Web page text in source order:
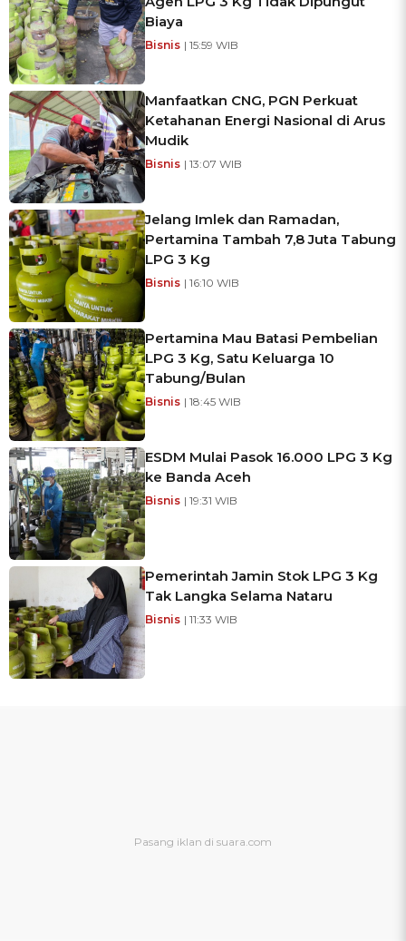
Biaya
Bisnis | 15:59 WIB
Manfaatkan CNG, PGN Perkuat
Ketahanan Energi Nasional di Arus
Mudik
Bisnis | 13:07 WIB
Jelang Imlek dan Ramadan,
Pertamina Tambah 7,8 Juta Tabung
LPG 3 Kg
Bisnis | 16:10 WIB
Pertamina Mau Batasi Pembelian
LPG 3 Kg, Satu Keluarga 10
Tabung/Bulan
Bisnis | 18:45 WIB
ESDM Mulai Pasok 16.000 LPG 3 Kg
ke Banda Aceh
Bisnis | 19:31 WIB
Pemerintah Jamin Stok LPG 3 Kg
Tak Langka Selama Nataru
Bisnis | 11:33 WIB